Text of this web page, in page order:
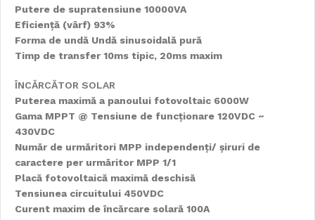
Putere de supratensiune 10000VA
Eficiență (vârf) 93%
Forma de undă Undă sinusoidală pură
Timp de transfer 10ms tipic, 20ms maxim
ÎNCĂRCĂTOR SOLAR
Puterea maximă a panoului fotovoltaic 6000W
Gama MPPT @ Tensiune de funcționare 120VDC ~
430VDC
Număr de urmăritori MPP independenți/ șiruri de
caractere per urmăritor MPP 1/1
Placă fotovoltaică maximă deschisă
Tensiunea circuitului 450VDC
Curent maxim de încărcare solară 100A